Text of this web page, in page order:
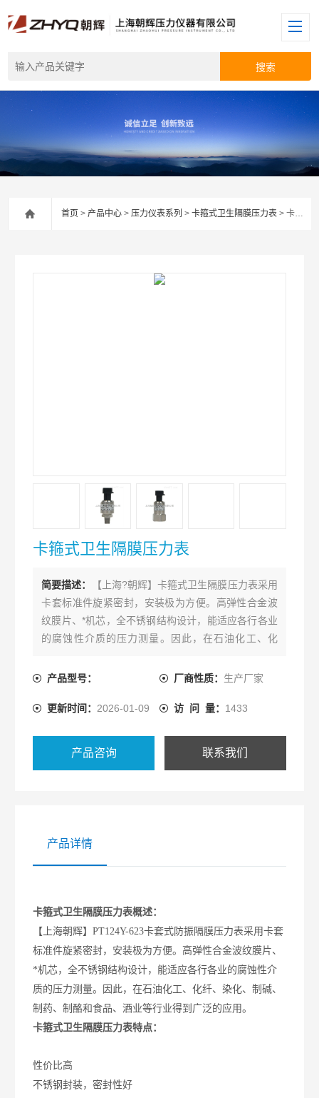
首页 >产品中心 >压力仪表系列 >卡箍式卫生隔膜压力表 > 卡箍式卫生隔膜压力表
卡箍式卫生隔膜压力表
简要描述：
【上海?朝辉】卡箍式卫生隔膜压力表采用
卡套标准件旋紧密封，安装极为方便。高弹性合金波
纹膜片、*机芯，全不锈钢结构设计，能适应各行各业
的腐蚀性介质的压力测量。因此，在石油化工、化
到广泛的应用。
产品型号： 厂商性质： 生产厂家
更新时间： 2026-01-09 访 问 量： 1433
产品咨询 联系我们
产品详情
卡箍式卫生隔膜压力表概述：
【上海朝辉】PT124Y-623卡套式防振隔膜压力表采用卡套
标准件旋紧密封，安装极为方便。高弹性合金波纹膜片、
*机芯，全不锈钢结构设计，能适应各行各业的腐蚀性介
质的压力测量。因此，在石油化工、化纤、染化、制碱、
制药、制酪和食品、酒业等行业得到广泛的应用。
卡箍式卫生隔膜压力表特点：
性价比高
不锈钢封装，密封性好